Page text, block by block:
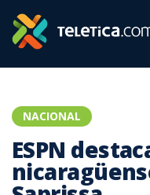
NACIONAL
ESPN